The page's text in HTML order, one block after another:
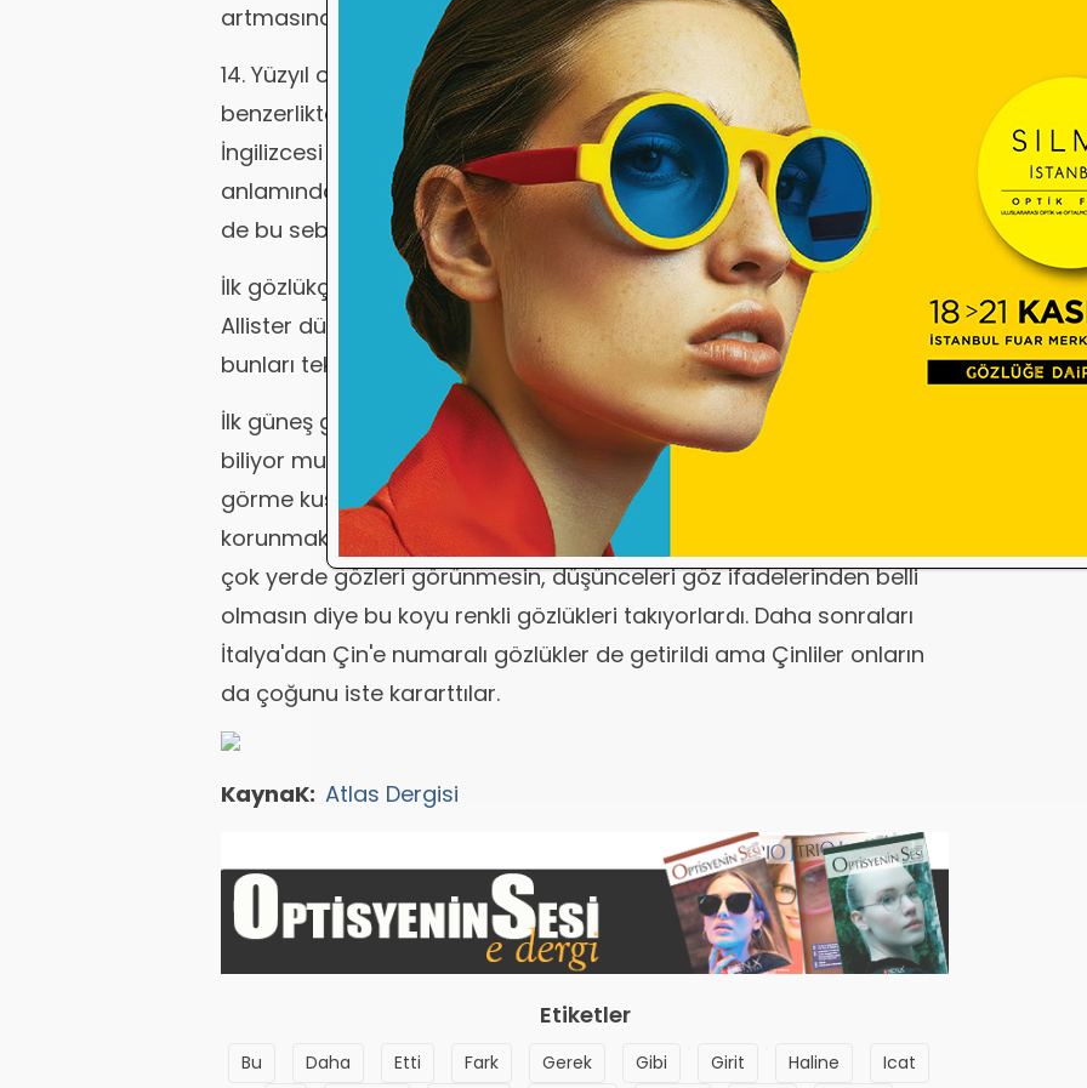
artmasından sonra gözlük lüks olmaktan çıkıp tam bir ihtiyaç oldu.
14. Yüzyıl ortalarında İtalyanlar gözlük camlarına belki şekillerindeki
benzerlikten dolayı 'mercimek' anlamında 'lenticchie' adını verdiler.
İngilizcesi de 'lentis' olan mercimek, yaklaşık iki yüzyıl gözlük camı
anlamında da kullanıldı. Günümüzde kullanılan 'lens' adının kökeni
de bu sebeple mercimeğe dayanıyor.
İlk gözlükçü dükkanı 1783'de Philadelphia'da açıldı. Francis Mc
Allister dükkanında gözlükleri bir sepetin içine yığıyor, müşteriler de
bunları tek tek deneyerek gözlerine uygun geleni alıyorlardı.
İlk güneş gözlüklerinin 1430'lu yıllarda Çinliler tarafından kullanıldığını
biliyor muydunuz? Ateşte dumanın isi ile kararttıkları gözlükler
görme kusurlarını düzeltmek için değildi. Sanılacağı gibi Güneş'ten
korunmak için de değildi. Çinliler başta mahkemeler olmak üzere bir
çok yerde gözleri görünmesin, düşünceleri göz ifadelerinden belli
olmasın diye bu koyu renkli gözlükleri takıyorlardı. Daha sonraları
İtalya'dan Çin'e numaralı gözlükler de getirildi ama Çinliler onların
da çoğunu iste kararttılar.
KaynaK: Atlas Dergisi
Etiketler
Bu Daha Etti Fark Gerek Gibi Girit Haline
Icat